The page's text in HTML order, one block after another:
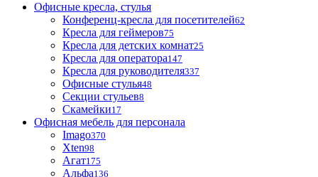
Офисные кресла, стулья
Конференц-кресла для посетителей62
Кресла для геймеров75
Кресла для детских комнат25
Кресла для оператора147
Кресла для руководителя337
Офисные стулья48
Секции стульев8
Скамейки17
Офисная мебель для персонала
Imago370
Xten98
Агат175
Альфа136